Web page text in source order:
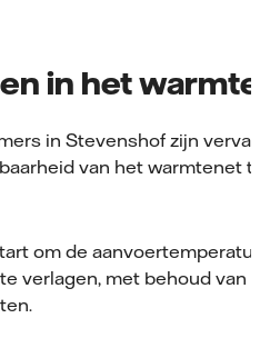
in het
in Stevenshof zijn
van het warmtenet
om de
verlagen, met behoud van